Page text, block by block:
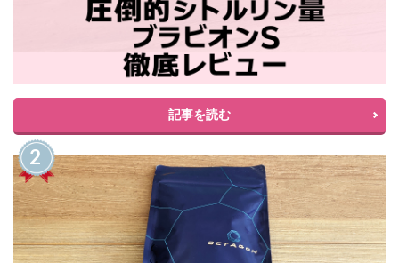
記事を読む